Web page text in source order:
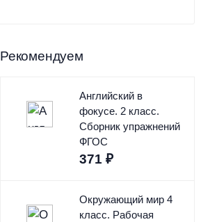
Рекомендуем
Английский в
фокусе. 2 класс.
Сборник упражнений
ФГОС
371 ₽
Окружающий мир 4
класс. Рабочая